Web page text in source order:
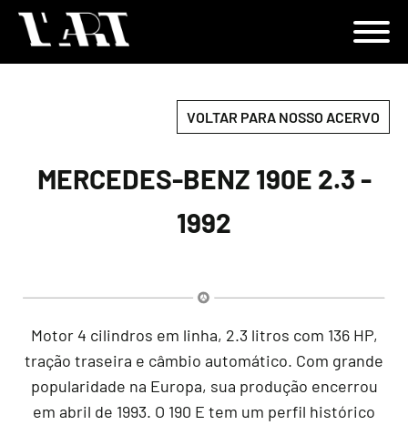
VOLTAR PARA NOSSO ACERVO
MERCEDES-BENZ 190E 2.3 -
1992
Motor 4 cilindros em linha, 2.3 litros com 136 HP,
tração traseira e câmbio automático. Com grande
popularidade na Europa, sua produção encerrou
em abril de 1993. O 190 E tem um perfil histórico